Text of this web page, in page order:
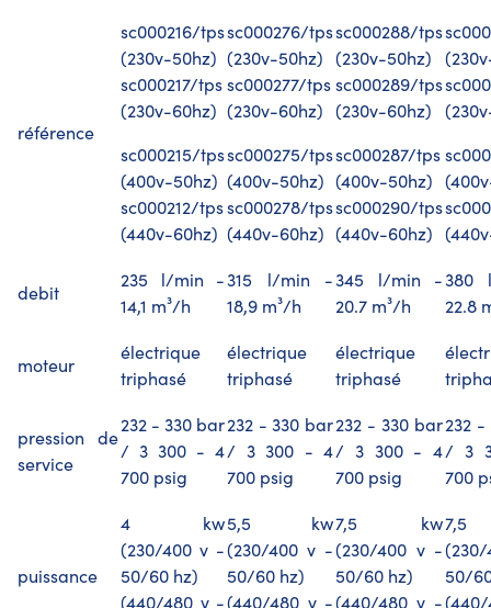
référence
sc000216/tps
(230v-50hz)
sc000217/tps
(230v-60hz)
sc000215/tps
(400v-50hz)
sc000212/tps
(440v-60hz)
sc000276/tps
(230v-50hz)
sc000277/tps
(230v-60hz)
sc000275/tps
(400v-50hz)
sc000278/tps
(440v-60hz)
sc000288/tps
(230v-50hz)
sc000289/tps
(230v-60hz)
sc000287/tps
(400v-50hz)
sc000290/tps
(440v-60hz)
debit
235 l/min -
14,1 m³/h
315 l/min -
18,9 m³/h
345 l/min -
20.7 m³/h
380
22.8
moteur
électrique
triphasé
électrique
triphasé
électrique
triphasé
pression de
service
232 - 330 bar
/ 3 300 - 4
700 psig
232 - 330 bar
/ 3 300 - 4
700 psig
232 - 330 bar
/ 3 300 - 4
700 psig
232
/ 3
700
puissance
4 kw
(230/400 v -
50/60 hz)
(440/480 v -
5,5 kw
(230/400 v -
50/60 hz)
(440/480 v -
7,5 kw
(230/400 v -
50/60 hz)
(440/480 v -
50/